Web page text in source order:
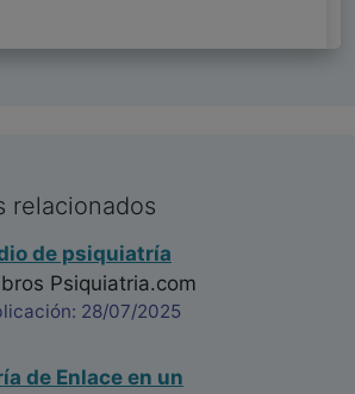
relacionados
de psiquiatría
Psiquiatria.com
28/07/2025
de Enlace en un